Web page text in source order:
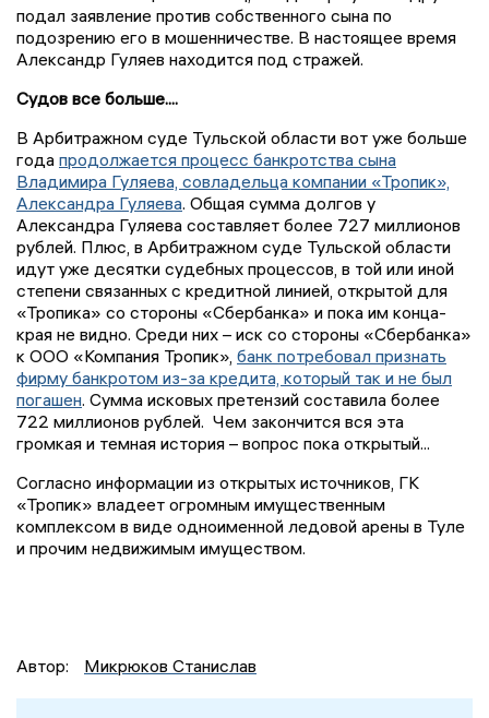
подал заявление против собственного сына по
подозрению его в мошенничестве. В настоящее время
Александр Гуляев находится под стражей.
Судов все больше....
В Арбитражном суде Тульской области вот уже больше
года продолжается процесс банкротства сына
Владимира Гуляева, совладельца компании «Тропик»,
Александра Гуляева. Общая сумма долгов у
Александра Гуляева составляет более 727 миллионов
рублей. Плюс, в Арбитражном суде Тульской области
идут уже десятки судебных процессов, в той или иной
степени связанных с кредитной линией, открытой для
«Тропика» со стороны «Сбербанка» и пока им конца-
края не видно. Среди них – иск со стороны «Сбербанка»
к ООО «Компания Тропик», банк потребовал признать
фирму банкротом из-за кредита, который так и не был
погашен. Сумма исковых претензий составила более
722 миллионов рублей. Чем закончится вся эта
громкая и темная история – вопрос пока открытый...
Согласно информации из открытых источников, ГК
«Тропик» владеет огромным имущественным
комплексом в виде одноименной ледовой арены в Туле
и прочим недвижимым имуществом.
Автор: Микрюков Станислав